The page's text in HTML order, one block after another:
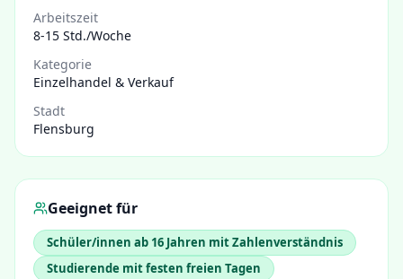
Arbeitszeit
8-15 Std./Woche
Kategorie
Einzelhandel & Verkauf
Stadt
Flensburg
Geeignet für
Schüler/innen ab 16 Jahren mit Zahlenverständnis
Studierende mit festen freien Tagen